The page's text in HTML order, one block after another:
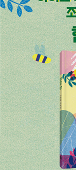
범한 이든, 삶은 저
보듬으며 희망을 향